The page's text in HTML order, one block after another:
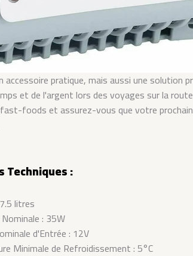
accessoire pratique, mais aussi une solution
et de l'argent lors des voyages sur la
foods et assurez-vous que votre
Techniques :
litres
: 35W
d'Entrée : 12V
Minimale de Refroidissement : 5°C